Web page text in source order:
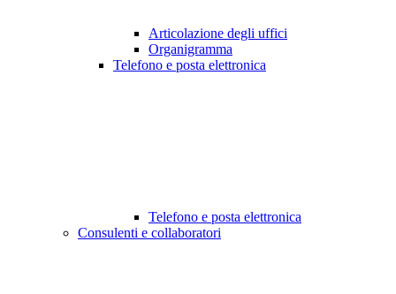
Articolazione degli uffici
Organigramma
Telefono e posta elettronica
Telefono e posta elettronica
Consulenti e collaboratori